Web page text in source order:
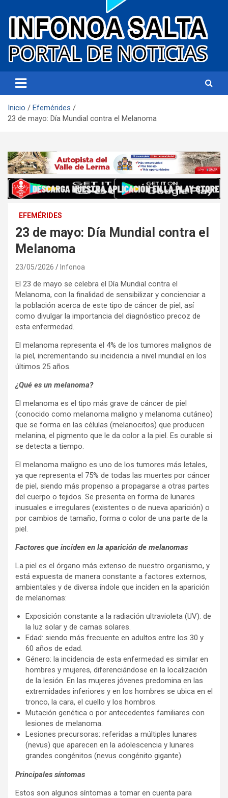
Infonoa Salta
Inicio
Efemérides
23 de mayo: Día Mundial contra el Melanoma
EFEMÉRIDES
23 de mayo: Día Mundial contra el
Melanoma
23/05/2026 Infonoa
El 23 de mayo se celebra el Día Mundial contra el
Melanoma, con la finalidad de sensibilizar y concienciar a
la población acerca de este tipo de cáncer de piel, así
como divulgar la importancia del diagnóstico precoz de
esta enfermedad.
El melanoma representa el 4% de los tumores malignos de
la piel, incrementando su incidencia a nivel mundial en los
últimos 25 años.
¿Qué es un melanoma?
El melanoma es el tipo más grave de cáncer de piel
(conocido como melanoma maligno y melanoma cutáneo)
que se forma en las células (melanocitos) que producen
melanina, el pigmento que le da color a la piel. Es curable si
se detecta a tiempo.
El melanoma maligno es uno de los tumores más letales,
ya que representa el 75% de todas las muertes por cáncer
de piel, siendo más propenso a propagarse a otras partes
del cuerpo o tejidos. Se presenta en forma de lunares
inusuales e irregulares (existentes o de nueva aparición) o
por cambios de tamaño, forma o color de una parte de la
piel.
Factores que inciden en la aparición de melanomas
La piel es el órgano más extenso de nuestro organismo, y
está expuesta de manera constante a factores externos,
ambientales y de diversa índole que inciden en la aparición
de melanomas:
Exposición constante a la radiación ultravioleta (UV): de
la luz solar y de camas solares.
Edad: siendo más frecuente en adultos entre los 30 y
60 años de edad.
Género: la incidencia de esta enfermedad es similar en
hombres y mujeres, diferenciándose en la localización
de la lesión. En las mujeres jóvenes predomina en las
extremidades inferiores y en los hombres se ubica en el
tronco, la cara, el cuello y los hombros.
Mutación genética o por antecedentes familiares con
lesiones de melanoma.
Lesiones precursoras: referidas a múltiples lunares
(nevus) que aparecen en la adolescencia y lunares
grandes congénitos (nevus congénito gigante).
Principales síntomas
Estos son algunos síntomas a tomar en cuenta para